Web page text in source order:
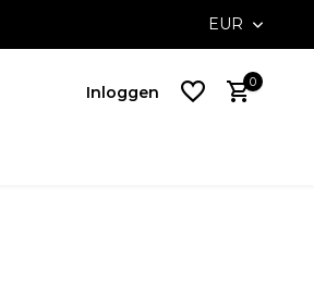
Free delivery on NL orders above €100,-
EUR
Inloggen
0